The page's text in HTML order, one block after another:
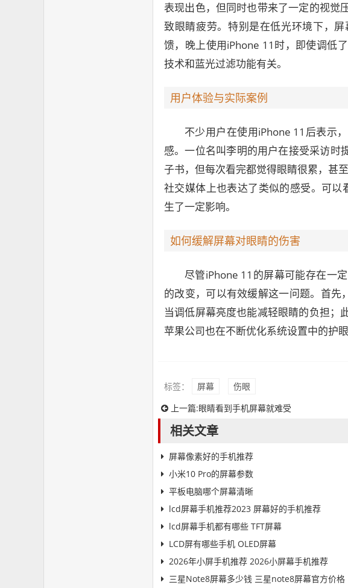
表现出色，但同时也带来了一定的视觉
致眼睛疲劳。特别是在低光环境下，
馈，晚上使用iPhone 11时，即使调低
技术和蓝光过滤功能有关。
用户体验与实际案例
不少用户在使用iPhone 11后表示
感。一位名叫李明的用户在接受采访时
子书，但每次看完都觉得眼睛很累，甚
社交媒体上也表达了类似的感受。可
生了一定影响。
如何缓解屏幕对眼睛的伤害
尽管iPhone 11的屏幕可能存在一
的改变，可以有效缓解这一问题。首先
当调低屏幕亮度也能减轻眼睛的负担；
苹果公司也在不断优化系统设置中的护
标签： 屏幕
伤眼
上一篇:眼睛看到手机屏幕就难受
相关文章
屏幕像素好的手机推荐
小米10 Pro的屏幕参数
平板电脑哪个屏幕清晰
lcd屏幕手机推荐2023 屏幕好的手机推荐
lcd屏幕手机都有哪些 TFT屏幕
LCD屏有哪些手机 OLED屏幕
2026年小屏手机推荐 2026小屏幕手机推荐
三星Note8屏幕多少钱 三星note8屏幕官方价格